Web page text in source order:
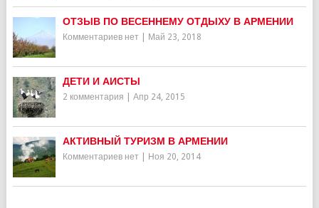
ОТЗЫВ ПО ВЕСЕННЕМУ ОТДЫХУ В АРМЕНИИ
Комментариев нет Май 23, 2018
ДЕТИ И АИСТЫ
2 комментария Апр 24, 2015
АКТИВНЫЙ ТУРИЗМ В АРМЕНИИ
Комментариев нет Ноя 20, 2014